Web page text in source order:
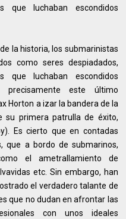
que luchaban escondidos
la historia, los submarinistas
como seres despiadados,
que luchaban escondidos
precisamente este último
Horton a izar la bandera de la
su primera patrulla de éxito,
Es cierto que en contadas
que a bordo de submarinos,
el ametrallamiento de
etc. Sin embargo, han
el verdadero talante de
que no dudan en afrontar las
con unos ideales